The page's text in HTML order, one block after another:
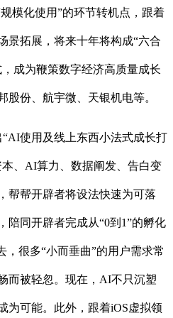
模化使用”的环节转机点，跟着
景拓展，将来十年将构成“六合
成为鞭策数字经济高质量成长
股份、航宇微、天银机电等。
使用及线上东西小法式成长打
、AI算力、数据阐发、告白变
帮帮开辟者将设法快速为可落
陪同开辟者完成从“0到1”的孵化
，很多“小而垂曲”的用户需求常
而被轻忽。现在，AI不只沉塑
为可能。此外，跟着iOS虚拟领